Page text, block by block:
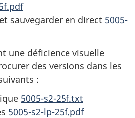
sauvegarder en direct 5005-
une déficience visuelle
des versions dans les
:
5005-s2-25f.txt
5005-s2-lp-25f.pdf